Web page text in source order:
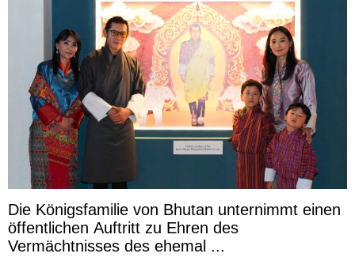
Die Königsfamilie von Bhutan unternimmt einen
öffentlichen Auftritt zu Ehren des
Vermächtnisses des ehemal ...